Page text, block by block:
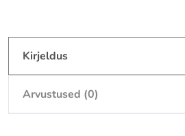
Kirjeldus
Arvustused (0)